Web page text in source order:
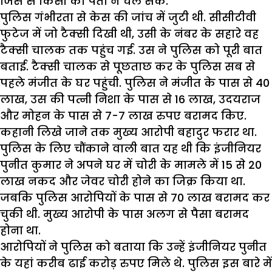
पुलिस गंभीरता से केस की जांच में जुटी थी. सीसीटीवी
फुटेज में जो टैक्सी दिखी थी, उसी के नंबर के सहारे वह
टैक्सी चालक तक पहुंच गई. उस ने पुलिस को पूरी बात
बताई. टैक्सी चालक से पूछताछ कर के पुलिस सब से
पहले मंजीत के घर पहुंची. पुलिस ने मंजीत के पास से 40
लाख, उस की पत्नी निशा के पास से 16 लाख, उदयराज
और मोहन के पास से 7-7 लाख रुपए बरामद किए.
कहानी लिखे जाने तक मुख्य आरोपी बहादुर फरार था.
पुलिस के लिए चौंकाने वाली बात यह थी कि इंजीनियर
पुनीत कुमार ने अपने घर में चोरी के मामले में 15 से 20
लाख नकद और जेवर चोरी होने का जिक्र किया था.
जबकि पुलिस आरोपियों के पास से 70 लाख बरामद कर
चुकी थी. मुख्य आरोपी के पास अलग से पैसा बरामद
होना था.
आरोपियों ने पुलिस को बताया कि उन्हें इंजीनियर पुनीत
के यहां करीब ढाई करोड़ रुपए मिले थे. पुलिस इस बारे में